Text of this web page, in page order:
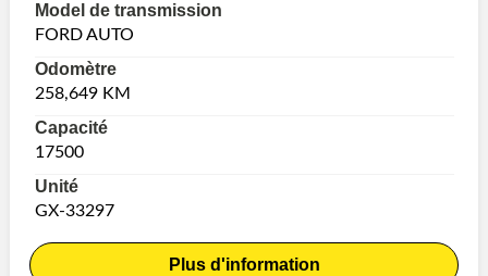
Model de transmission
FORD AUTO
Odomètre
258,649 KM
Capacité
17500
Unité
GX-33297
Plus d'information